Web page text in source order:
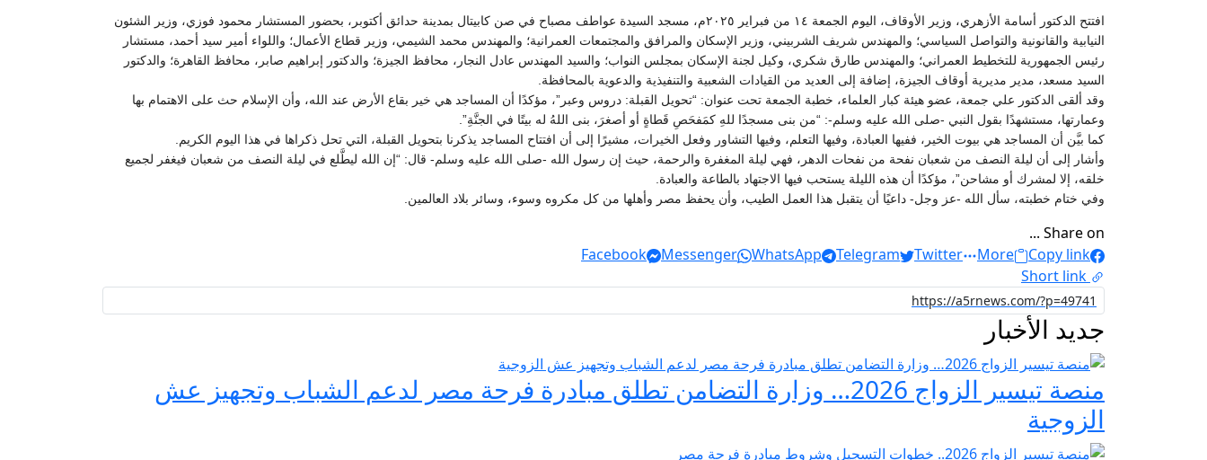
افتتح الدكتور أسامة الأزهري، وزير الأوقاف، اليوم الجمعة ١٤ من فبراير ٢٠٢٥م، مسجد السيدة عواطف مصباح في صن كابيتال بمدينة حدائق أكتوبر، بحضور المستشار محمود فوزي، وزير الشئون
النيابية والقانونية والتواصل السياسي؛ والمهندس شريف الشربيني، وزير الإسكان والمرافق والمجتمعات العمرانية؛ والمهندس محمد الشيمي، وزير قطاع الأعمال؛ واللواء أمير سيد أحمد، مستشار
رئيس الجمهورية للتخطيط العمراني؛ والمهندس طارق شكري، وكيل لجنة الإسكان بمجلس النواب؛ والسيد المهندس عادل النجار، محافظ الجيزة؛ والدكتور إبراهيم صابر، محافظ القاهرة؛ والدكتور
السيد مسعد، مدير مديرية أوقاف الجيزة، إضافة إلى العديد من القيادات الشعبية والتنفيذية والدعوية بالمحافظة.
وقد ألقى الدكتور علي جمعة، عضو هيئة كبار العلماء، خطبة الجمعة تحت عنوان: “تحويل القبلة: دروس وعبر”، مؤكدًا أن المساجد هي خير بقاع الأرض عند الله، وأن الإسلام حث على الاهتمام بها
وعمارتها، مستشهدًا بقول النبي -صلى الله عليه وسلم-: “من بنى مسجدًا للهِ كمَفحَصِ قَطاةٍ أو أصغرَ، بنى اللهُ له بيتًا في الجنَّةِ”.
كما بيَّن أن المساجد هي بيوت الخير، ففيها العبادة، وفيها التعلم، وفيها التشاور وفعل الخيرات، مشيرًا إلى أن افتتاح المساجد يذكرنا بتحويل القبلة، التي تحل ذكراها في هذا اليوم الكريم.
وأشار إلى أن ليلة النصف من شعبان نفحة من نفحات الدهر، فهي ليلة المغفرة والرحمة، حيث إن رسول الله -صلى الله عليه وسلم- قال: “إن الله ليطَّلع في ليلة النصف من شعبان فيغفر لجميع
خلقه، إلا لمشرك أو مشاحن”، مؤكدًا أن هذه الليلة يستحب فيها الاجتهاد بالطاعة والعبادة.
وفي ختام خطبته، سأل الله -عز وجل- داعيًا أن يتقبل هذا العمل الطيب، وأن يحفظ مصر وأهلها من كل مكروه وسوء، وسائر بلاد العالمين.
Share on ...
Facebook
Messenger WhatsApp Telegram Twitter More
Copy link
Short link
جديد الأخبار
منصة تيسير الزواج 2026… وزارة التضامن تطلق مبادرة فرحة مصر لدعم الشباب وتجهيز عش
الزوجية